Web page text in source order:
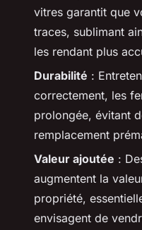
vitres garantit que
traces, sublimant
les rendant plus
Durabilité :
correctement, les
prolongée, évitant
remplacement
Valeur ajoutée :
augmentent la
propriété,
envisagent de